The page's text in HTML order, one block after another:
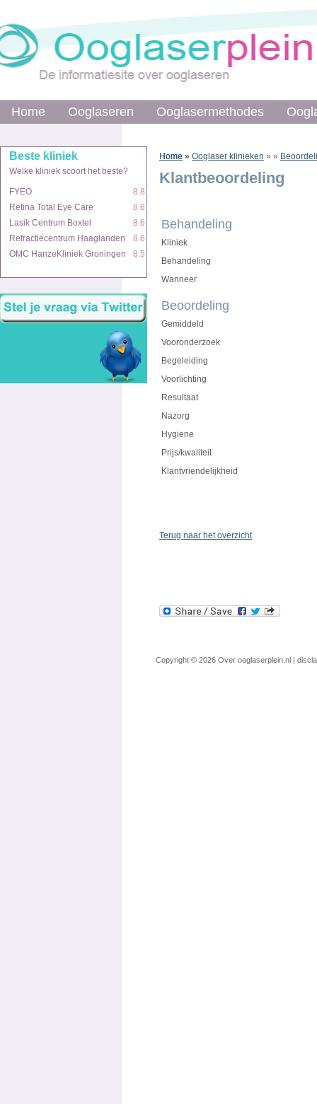
Home Ooglaseren Ooglasermethodes
Beste kliniek
Welke kliniek scoort het beste?
FYEO
8.8
Retina Total Eye Care
8.6
Lasik Centrum Boxtel
8.6
Refractiecentrum Haaglanden
8.6
OMC HanzeKliniek Groningen
8.5
Home »
Home Ooglaseren Ooglasermethodes
Beste kliniek
Welke kliniek scoort het beste?
FYEO
8.8
Retina Total Eye Care
8.6
Lasik Centrum Boxtel
8.6
Refractiecentrum Haaglanden
8.6
OMC HanzeKliniek Groningen
8.5
Home » Ooglaser klinieken » »
Klantbeoordeling
Behandeling
Kliniek
Behandeling
Wanneer
Beoordeling
Gemiddeld
Vooronderzoek
Begeleiding
Voorlichting
Resultaat
Nazorg
Hygiene
Prijs/kwaliteit
Klantvriendelijkheid
Terug naar het overzicht
Copyright © 2026 Over ooglaserplein.nl |